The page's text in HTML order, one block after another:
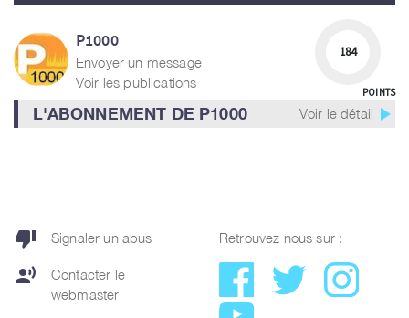
P1000
Envoyer un message
Voir les publications
184
POINTS
L'ABONNEMENT DE P1000 Voir le détail play_arrow
thumb_down Signaler un abus
record_voice_over
Contacter le
webmaster
Retrouvez nous sur :